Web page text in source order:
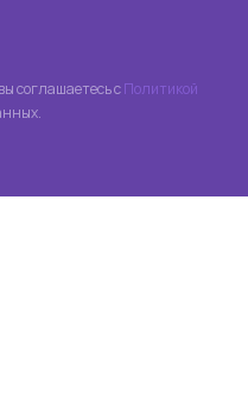
соглашаетесь сПолитикой